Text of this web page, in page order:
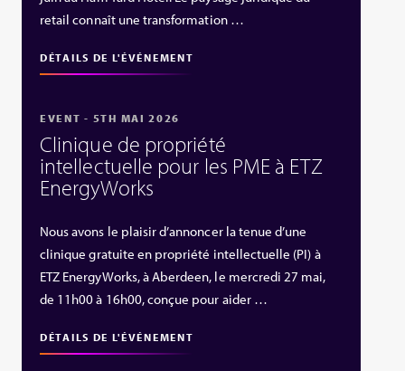
retail connaît une transformation …
DÉTAILS DE L'ÉVÉNEMENT
EVENT - 5TH MAI 2026
Clinique de propriété
intellectuelle pour les PME à ETZ
EnergyWorks
Nous avons le plaisir d’annoncer la tenue d’une
clinique gratuite en propriété intellectuelle (PI) à
ETZ EnergyWorks, à Aberdeen, le mercredi 27 mai,
de 11h00 à 16h00, conçue pour aider …
DÉTAILS DE L'ÉVÉNEMENT